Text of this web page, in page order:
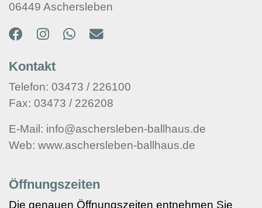
06449 Aschersleben
Kontakt
Telefon: 03473 / 226100
Fax: 03473 / 226208
E-Mail: info@aschersleben-ballhaus.de
Web: www.aschersleben-ballhaus.de
Öffnungszeiten
Die genauen Öffnungszeiten entnehmen Sie